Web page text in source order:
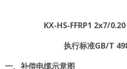
KX-HS-FFRP1 2x7/
执行标准GB/T
一、补偿电缆示意图